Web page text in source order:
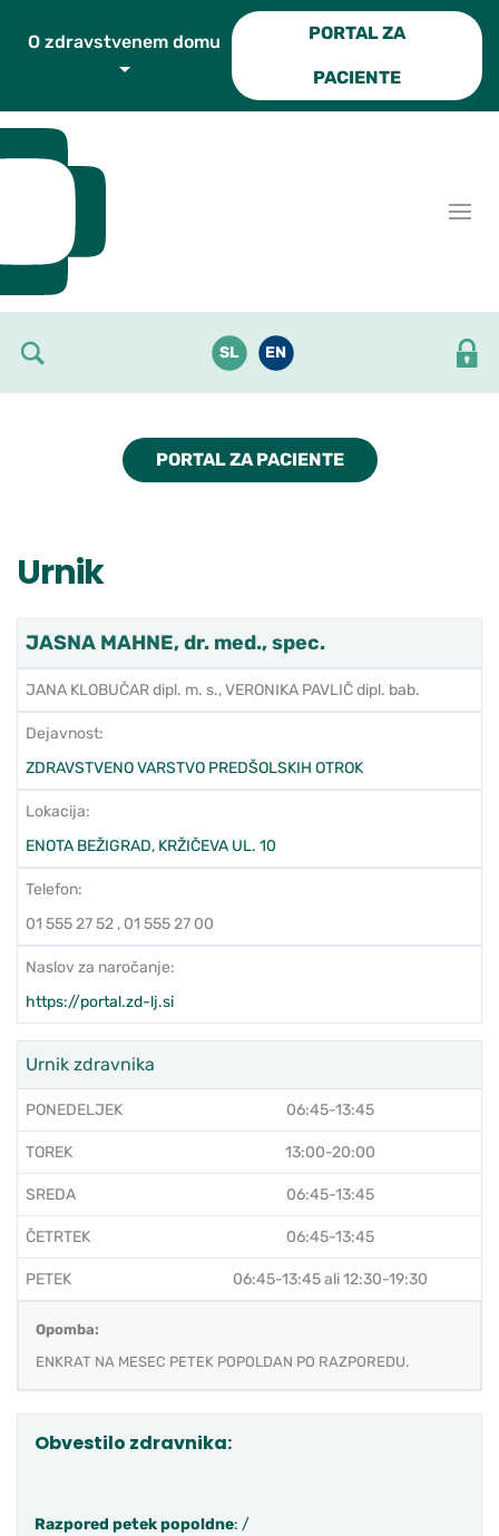
PORTAL ZA
PACIENTE
SL EN
PORTAL ZA PACIENTE
Urnik
JASNA MAHNE, dr. med., spec.
JANA KLOBUČAR dipl. m. s., VERONIKA PAVLIČ dipl. bab.
Dejavnost:
ZDRAVSTVENO VARSTVO PREDŠOLSKIH OTROK
Lokacija:
ENOTA BEŽIGRAD, KRŽIČEVA UL. 10
Telefon:
01 555 27 52 , 01 555 27 00
Naslov za naročanje:
https://portal.zd-lj.si
Urnik zdravnika
PONEDELJEK 06:45-13:45
TOREK 13:00-20:00
SREDA 06:45-13:45
ČETRTEK 06:45-13:45
PETEK 06:45-13:45 ali 12:30-19:30
Opomba:
ENKRAT NA MESEC PETEK POPOLDAN PO RAZPOREDU.
Obvestilo zdravnika:
Razpored petek popoldne: /